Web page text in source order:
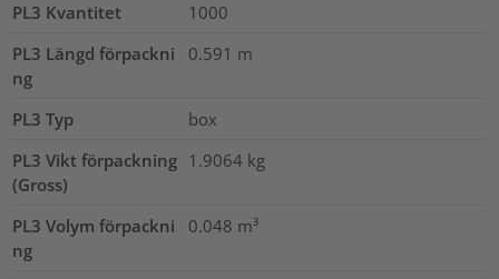
PL3 Kvantitet
1000
PL3 Längd förpackni
ng
0.591 m
PL3 Typ
box
PL3 Vikt förpackning
(Gross)
1.9064 kg
PL3 Volym förpackni
ng
0.048 m³